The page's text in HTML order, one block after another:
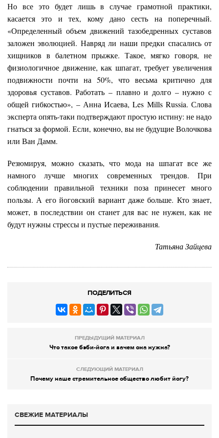
Но все это будет лишь в случае грамотной практики,
касается это и тех, кому дано сесть на поперечный.
«Определенный объем движений тазобедренных суставов
заложен эволюцией. Навряд ли наши предки спасались от
хищников в балетном прыжке. Такое, мягко говоря, не
физиологичное движение, как шпагат, требует увеличения
подвижности почти на 50%, что весьма критично для
здоровья суставов. Работать – плавно и долго – нужно с
общей гибкостью», – Анна Исаева, Les Mills Russia. Слова
эксперта опять-таки подтверждают простую истину: не надо
гнаться за формой. Если, конечно, вы не будущие Волочкова
или Ван Дамм.
Резюмируя, можно сказать, что мода на шпагат все же
намного лучше многих современных трендов. При
соблюдении правильной техники поза принесет много
пользы. А его йоговский вариант даже больше. Кто знает,
может, в последствии он станет для вас не нужен, как не
будут нужны стрессы и пустые переживания.
Татьяна Зайцева
ПОДЕЛИТЬСЯ
ПРЕДЫДУЩИЙ МАТЕРИАЛ
Что такое бэби-йога и зачем она нужна?
СЛЕДУЮЩИЙ МАТЕРИАЛ
Почему наше стремительное общество любит йогу?
СВЕЖИЕ МАТЕРИАЛЫ